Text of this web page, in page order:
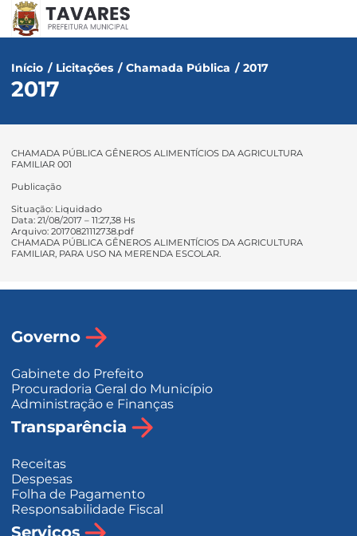
Início / Licitações / Chamada Pública / 2017
2017
CHAMADA PÚBLICA GÊNEROS ALIMENTÍCIOS DA AGRICULTURA
FAMILIAR 001
Publicação
Situação: Liquidado
Data: 21/08/2017 – 11:27,38 Hs
Arquivo: 20170821112738.pdf
CHAMADA PÚBLICA GÊNEROS ALIMENTÍCIOS DA AGRICULTURA
FAMILIAR, PARA USO NA MERENDA ESCOLAR.
Governo
Gabinete do Prefeito
Procuradoria Geral do Município
Administração e Finanças
Transparência
Receitas
Despesas
Folha de Pagamento
Responsabilidade Fiscal